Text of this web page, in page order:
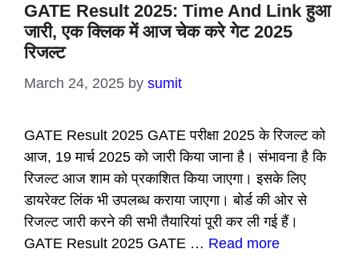
GATE Result 2025: Time And Link हुआ
जारी, एक क्लिक में आज चेक करे गेट 2025
रिजल्ट
March 24, 2025 by sumit
GATE Result 2025 GATE परीक्षा 2025 के रिजल्ट को
आज, 19 मार्च 2025 को जारी किया जाना है। संभावना है कि
रिजल्ट आज शाम को प्रकाशित किया जाएगा। इसके लिए
डायरेक्ट लिंक भी उपलब्ध कराया जाएगा। बोर्ड की ओर से
रिजल्ट जारी करने की सभी तैयारियां पूरी कर ली गई हैं।
GATE Result 2025 GATE … Read more